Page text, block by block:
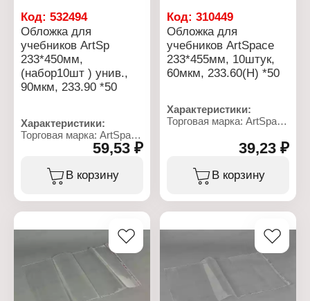
Код: 532494
Обложка для
учебников ArtSp
233*450мм,
(набор10шт ) унив.,
90мкм, 233.90 *50
Характеристики:
Торговая марка: ArtSpace
Артикул: 279782
Тип товара: Обложка
Назначение: для
учебников старших
Количество: 10 шт
Материал: полиэтилен
Размер: 233х450 мм
Цвет: прозрачный
Плотность: 90 мкм
Вид: универсальные
59,53 ₽
В корзину
Код:310449
Обложка для
учебников ArtSpace
233*455мм, 10штук,
60мкм, 233.60(Н) *50
Характеристики:
Торговая марка: ArtSpace
Тип товара: Обложка
Назначение: для
учебников
Размер: 233х455 мм
Материал: ПЭ
Плотность: 60 мкм
Цвет: прозрачная
39,23 ₽
В корзину